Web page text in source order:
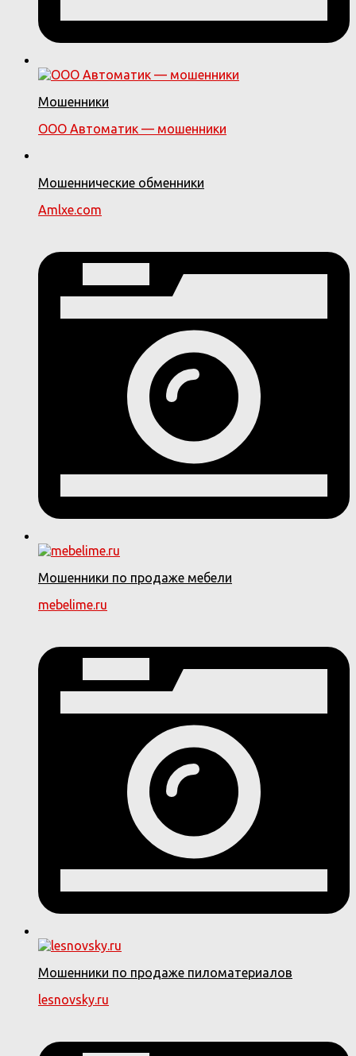
Мошенники
ООО Автоматик — мошенники
Мошеннические обменники
Amlxe.com
Мошенники по продаже мебели
mebelime.ru
Мошенники по продаже пиломатериалов
lesnovsky.ru